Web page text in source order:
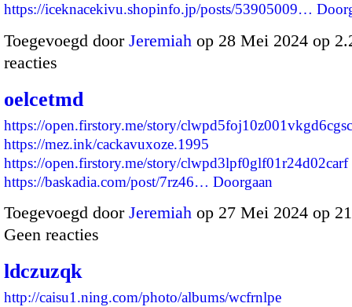
https://iceknacekivu.shopinfo.jp/posts/53905009…
Toegevoegd door Jeremiah op 28 Mei 2024 op
reacties
oelcetmd
https://open.firstory.me/story/
https://mez.ink/cackavuxoze.1995
https://open.firstory.me/story/clwpd3lpf0glf01r24d02carf
https://baskadia.com/post/7rz46… Doorgaan
Toegevoegd door Jeremiah op 27 Mei 2024 op
Geen reacties
ldczuzqk
http://caisu1.ning.com/photo/albums/wcfrnlpe